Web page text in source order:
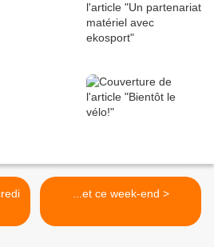
...et ce week-end >